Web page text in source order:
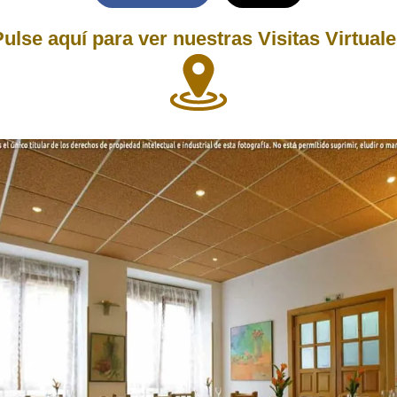
aquí para ver nuestras Visitas